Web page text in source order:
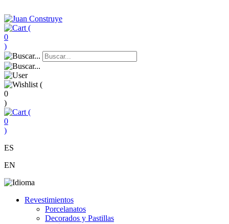
(
0
)
(
0
)
(
0
)
ES
EN
Revestimientos
Porcelanatos
Decorados y Pastillas